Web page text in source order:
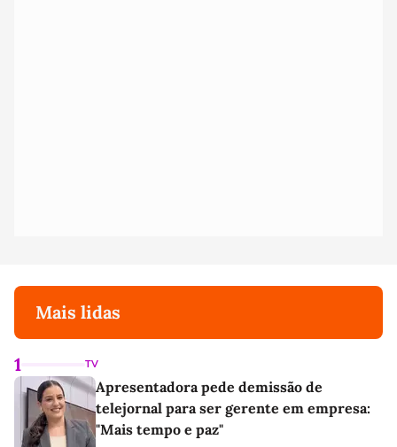
Mais lidas
1 TV
Apresentadora pede demissão de
telejornal para ser gerente em empresa:
"Mais tempo e paz"